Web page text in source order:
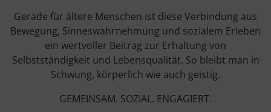
Gerade für ältere Menschen ist diese Verbindung aus
Bewegung, Sinneswahrnehmung und sozialem Erleben
ein wertvoller Beitrag zur Erhaltung von
Selbstständigkeit und Lebensqualität. So bleibt man in
Schwung, körperlich wie auch geistig.
GEMEINSAM. SOZIAL. ENGAGIERT.